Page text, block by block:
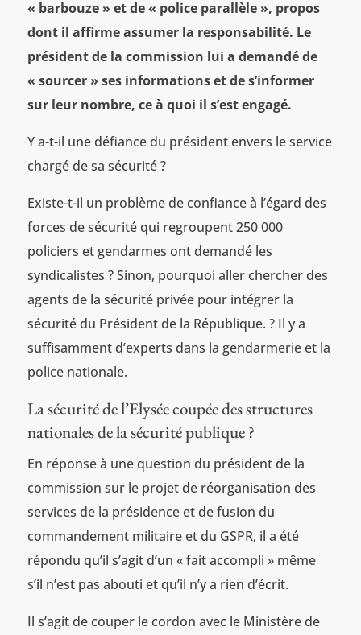
« barbouze » et de « police parallèle », propos
dont il affirme assumer la responsabilité. Le
président de la commission lui a demandé de
« sourcer » ses informations et de s’informer
sur leur nombre, ce à quoi il s’est engagé.
Y a-t-il une défiance du président envers le service
chargé de sa sécurité ?
Existe-t-il un problème de confiance à l’égard des
forces de sécurité qui regroupent 250 000
policiers et gendarmes ont demandé les
syndicalistes ? Sinon, pourquoi aller chercher des
agents de la sécurité privée pour intégrer la
sécurité du Président de la République. ? Il y a
suffisamment d’experts dans la gendarmerie et la
police nationale.
La sécurité de l’Elysée coupée des structures
nationales de la sécurité publique ?
En réponse à une question du président de la
commission sur le projet de réorganisation des
services de la présidence et de fusion du
commandement militaire et du GSPR, il a été
répondu qu’il s’agit d’un « fait accompli » même
s’il n’est pas abouti et qu’il n’y a rien d’écrit.
Il s’agit de couper le cordon avec le Ministère de